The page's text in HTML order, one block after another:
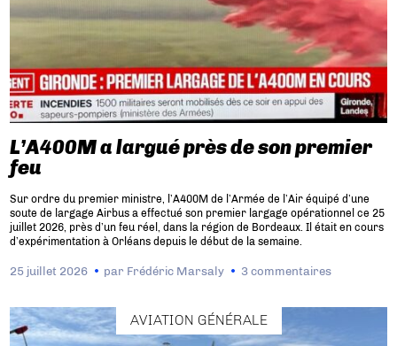
L’A400M a largué près de son premier
feu
Sur ordre du premier ministre, l’A400M de l’Armée de l’Air équipé d’une
soute de largage Airbus a effectué son premier largage opérationnel ce 25
juillet 2026, près d’un feu réel, dans la région de Bordeaux. Il était en cours
d’expérimentation à Orléans depuis le début de la semaine.
25 juillet 2026 par Frédéric Marsaly 3 commentaires
AVIATION GÉNÉRALE